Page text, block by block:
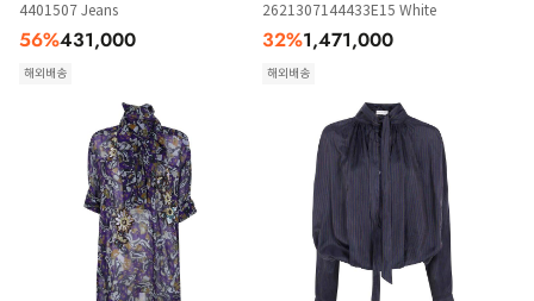
4401507 Jeans
56%431,000
해외배송
2621307144433E15 White
32%1,471,000
해외배송